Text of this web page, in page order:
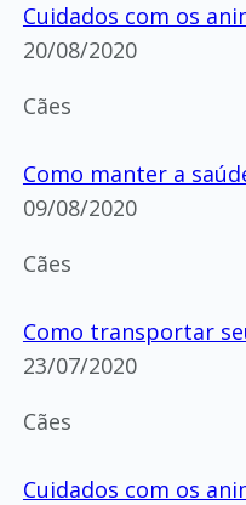
Cuidados com os
20/08/2020
Cães
Como manter a
09/08/2020
Cães
Como transportar
23/07/2020
Cães
Cuidados com os